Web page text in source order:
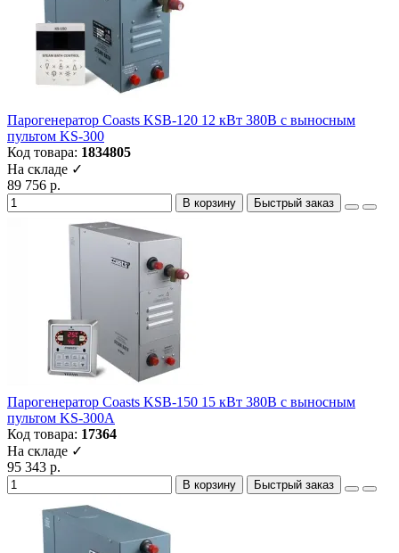
Парогенератор Coasts KSB-120 12 кВт 380В с выносным
пультом KS-300
Код товара: 1834805
На складе ✓
89 756 р.
В корзину Быстрый заказ
Парогенератор Coasts KSB-150 15 кВт 380В с выносным
пультом KS-300A
Код товара: 17364
На складе ✓
95 343 р.
В корзину Быстрый заказ